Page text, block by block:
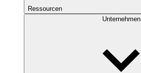
Ressourcen
Unternehmen